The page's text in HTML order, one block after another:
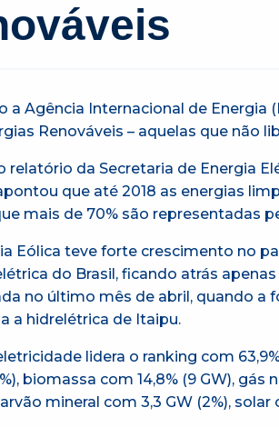
a Agência Internacional de Energia
Renováveis – aquelas que não
relatório da Secretaria de Energia
que até 2018 as energias
mais de 70% são representadas
Eólica teve forte crescimento no
do Brasil, ficando atrás
no último mês de abril, quando a
a hidrelétrica de Itaipu.
lidera o ranking com
biomassa com 14,8% (9 GW), gás
mineral com 3,3 GW (2%), solar